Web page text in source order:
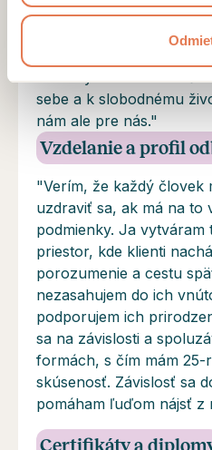
Motto
sebe a k slobodnému
nám ale pre nás."
Vzdelanie a profil
"Verím, že každý človek
uzdraviť sa, ak má na to
podmienky. Ja vytváram
priestor, kde klienti
porozumenie a cestu
nezasahujem do ich
podporujem ich
sa na závislosti a
formách, s čím mám
skúsenosť. Závislosť sa
pomáham ľuďom nájsť z
Certifikáty a